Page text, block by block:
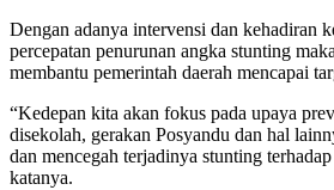
Dengan adanya intervensi dan kehadiran
percepatan penurunan angka stunting
membantu pemerintah daerah mencapai
“Kedepan kita akan fokus pada upaya
disekolah, gerakan Posyandu dan hal
dan mencegah terjadinya stunting
katanya.